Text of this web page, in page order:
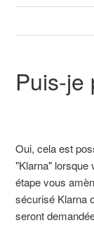
Puis-je
Oui, cela est
"Klarna" lorsque
étape vous
sécurisé Klarna
seront